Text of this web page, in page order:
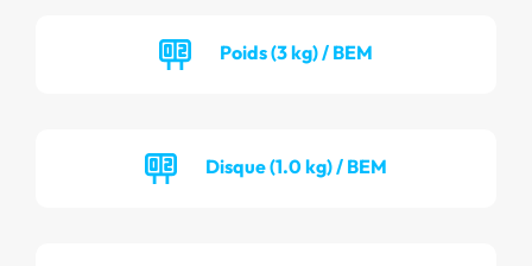
Poids (3 kg) / BEM
Disque (1.0 kg) / BEM